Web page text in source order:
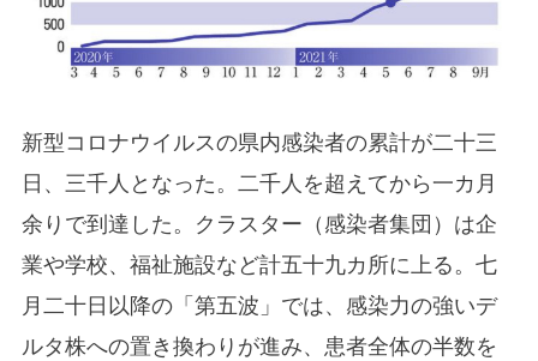
新型コロナウイルスの県内感染者の累計が二十三
日、三千人となった。二千人を超えてから一カ月
余りで到達した。クラスター（感染者集団）は企
業や学校、福祉施設など計五十九カ所に上る。七
月二十日以降の「第五波」では、感染力の強いデ
ルタ株への置き換わりが進み、患者全体の半数を